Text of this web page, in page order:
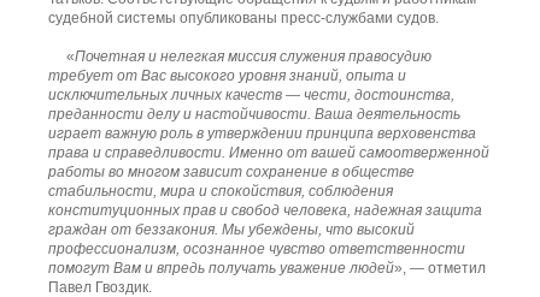
судебной системы опубликованы пресс-службами судов.
«Почетная и нелегкая миссия служения правосудию
требует от Вас высокого уровня знаний, опыта и
исключительных личных качеств — чести, достоинства,
преданности делу и настойчивости. Ваша деятельность
играет важную роль в утверждении принципа верховенства
права и справедливости. Именно от вашей самоотверженной
работы во многом зависит сохранение в обществе
стабильности, мира и спокойствия, соблюдения
конституционных прав и свобод человека, надежная защита
граждан от беззакония. Мы убеждены, что высокий
профессионализм, осознанное чувство ответственности
помогут Вам и впредь получать уважение людей», — отметил
Павел Гвоздик.